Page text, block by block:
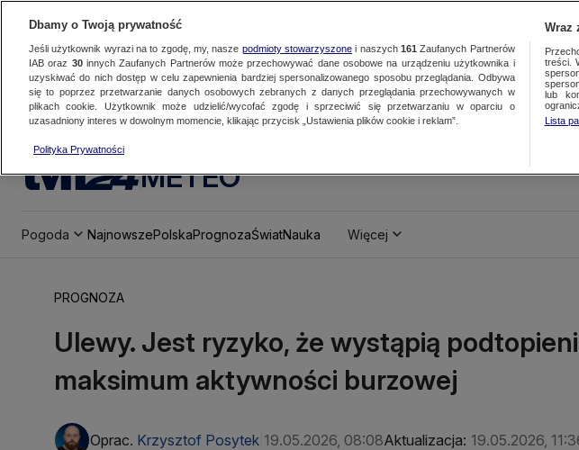
METEO
Pogoda NajnowszePolskaPrognozaŚwiatNauka Więcej
PROGNOZA
Ulewy. Jest ryzyko, że wystąpią
maksimum aktywności burzowej
Oprac. Krzysztof Posytek 19.05.2026, 08:08Aktualizacja: 19.05.2026,
Dbamy o Twoją prywatność
Jeśli użytkownik wyrazi na to zgodę, my, nasze podmioty stowarzyszonei naszych 161 Zaufanych Partnerów
IAB oraz 30innych Zaufanych Partnerów może przechowywać dane osobowe na urządzeniu użytkownika i
uzyskiwać do nich dostęp w celu zapewnienia bardziej spersonalizowanego sposobu przeglądania. Odbywa
się to poprzez przetwarzanie danych osobowych zebranych z danych przeglądania przechowywanych w
plikach cookie. Użytkownik może udzielić/wycofać zgodę i sprzeciwić się przetwarzaniu w oparciu o
uzasadniony interes w dowolnym momencie, klikając przycisk „Ustawienia plików cookie i reklam”.
Polityka Prywatności
Wraz
treści.
lub
Lista